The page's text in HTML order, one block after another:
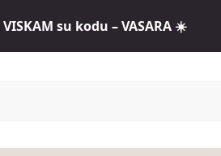
su kodu – VASARA ☀️